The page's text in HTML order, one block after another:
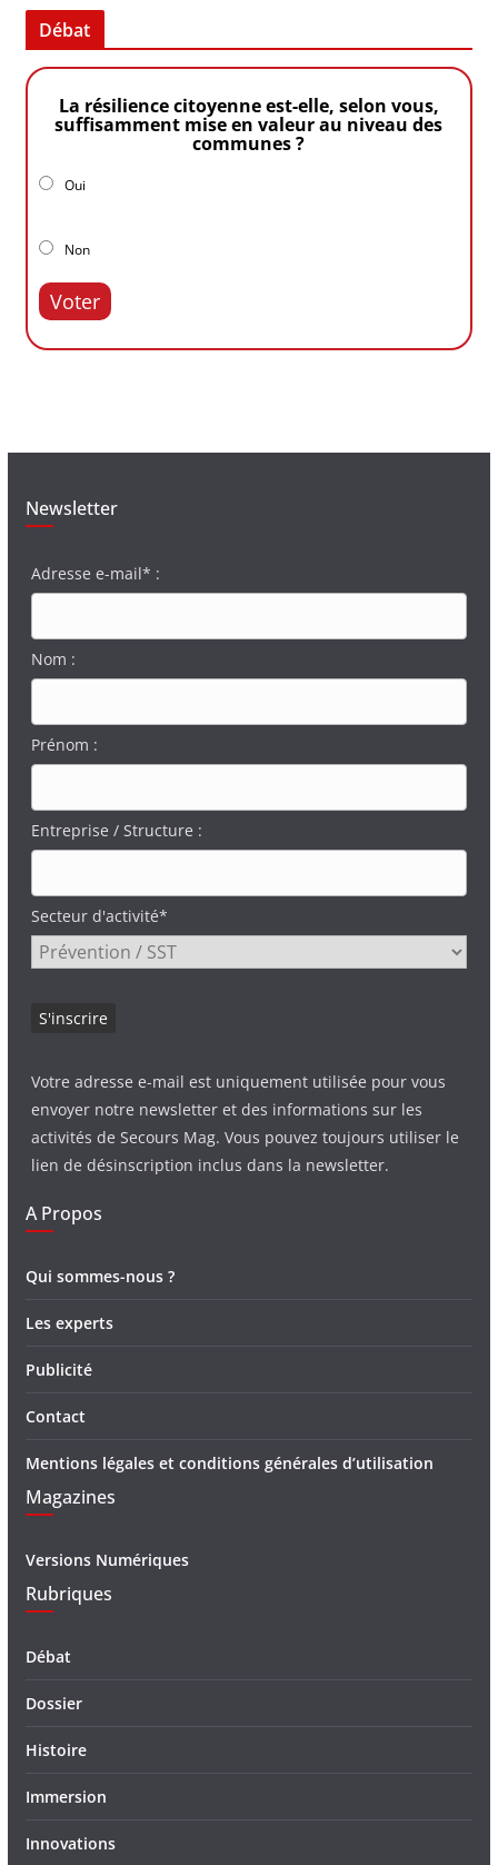
Débat
La résilience citoyenne est-elle, selon vous,
suffisamment mise en valeur au niveau des
communes ?
Oui
Non
Voter
Newsletter
Adresse e-mail* :
Nom :
Prénom :
Entreprise / Structure :
Secteur d'activité*
Votre adresse e-mail est uniquement utilisée pour vous
envoyer notre newsletter et des informations sur les
activités de Secours Mag. Vous pouvez toujours utiliser le
lien de désinscription inclus dans la newsletter.
A Propos
Qui sommes-nous ?
Les experts
Publicité
Contact
Mentions légales et conditions générales d’utilisation
Magazines
Versions Numériques
Rubriques
Débat
Dossier
Histoire
Immersion
Innovations